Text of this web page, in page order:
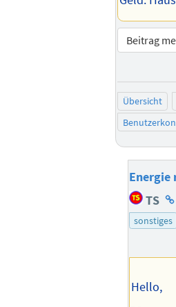
Beitrag
Übersicht
Energie
TS
sonstiges
Hello,